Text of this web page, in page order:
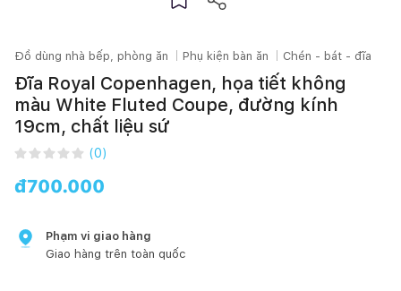
Đồ dùng nhà bếp, phòng ăn Phụ kiện bàn ăn Chén - bát - đĩa
Đĩa Royal Copenhagen, họa tiết không
màu White Fluted Coupe, đường kính
19cm, chất liệu sứ
(0)
đ700.000
Phạm vi giao hàng
Giao hàng trên toàn quốc